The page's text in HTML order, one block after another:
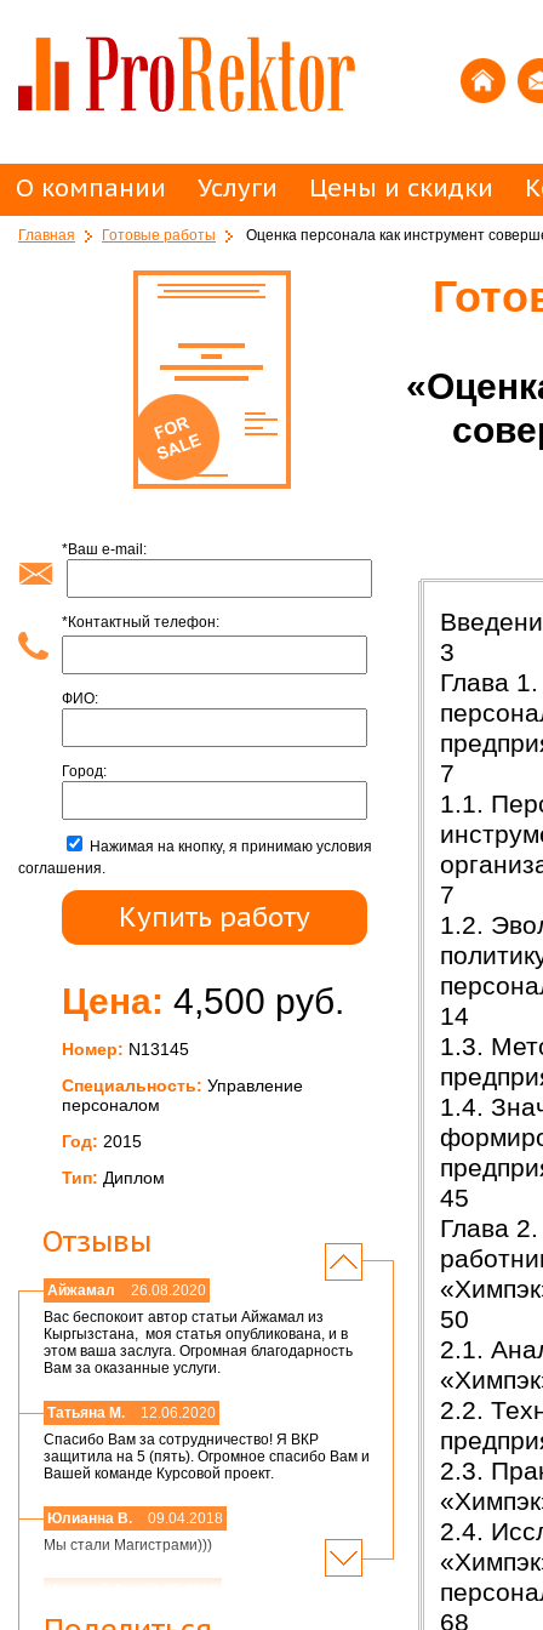
О компании Услуги Цены и скидки
Главная Готовые работы Оценка персонала как инструмент
*Ваш e-mail:
*Контактный телефон:
ФИО:
Город:
Нажимая на кнопку, я принимаю условия
соглашения.
Цена: 4,500 руб.
Номер: N13145
Специальность: Управление
персоналом
Год: 2015
Тип: Диплом
Отзывы
Айжамал
26.08.2020
Вас беспокоит автор статьи Айжамал из
Кыргызстана, моя статья опубликована, и в
этом ваша заслуга. Огромная благодарность
Вам за оказанные услуги.
Татьяна М.
12.06.2020
Спасибо Вам за сотрудничество! Я ВКР
защитила на 5 (пять). Огромное спасибо Вам и
Вашей команде Курсовой проект.
Юлианна В.
09.04.2018
Мы стали Магистрами)))
Мария,добрый день! Спасибо большое.
3
Глава
7
1.1.
7
1.2.
14
1.3.
1.4.
45
Глава
50
2.1.
2.2.
2.3.
2.4.
68